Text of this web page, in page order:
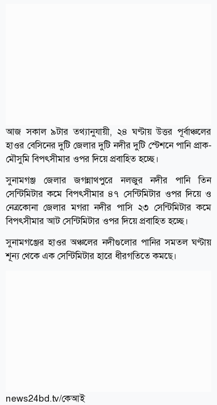
আজ সকাল ৯টার তথ্যানুযায়ী, ২৪ ঘণ্টায় উত্তর পূর্বাঞ্চলের
হাওর বেসিনের দুটি জেলার দুটি নদীর দুটি স্টেশনে পানি প্রাক-
মৌসুমি বিপৎসীমার ওপর দিয়ে প্রবাহিত হচ্ছে।
সুনামগঞ্জ জেলার জগন্নাথপুরে নলজুর নদীর পানি তিন
সেন্টিমিটার কমে বিপৎসীমার ৪৭ সেন্টিমিটার ওপর দিয়ে ও
নেত্রকোনা জেলার মগরা নদীর পাসি ২৩ সেন্টিমিটার কমে
বিপৎসীমার আট সেন্টিমিটার ওপর দিয়ে প্রবাহিত হচ্ছে।
সুনামগঞ্জের হাওর অঞ্চলের নদীগুলোর পানির সমতল ঘণ্টায়
শূন্য থেকে এক সেন্টিমিটার হারে ধীরগতিতে কমছে।
news24bd.tv/কেআই